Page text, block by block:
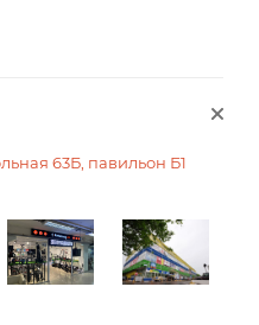
63Б, павильон Б1